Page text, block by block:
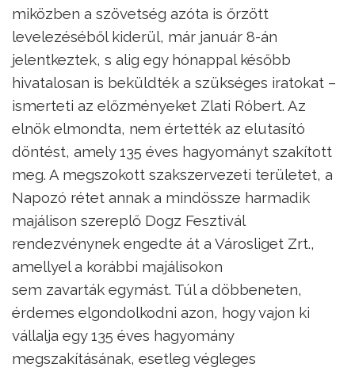
miközben a szövetség azóta is őrzött
levelezéséből kiderül, már január 8-án
jelentkeztek, s alig egy hónappal később
hivatalosan is beküldték a szükséges iratokat –
ismerteti az előzményeket Zlati Róbert. Az
elnök elmondta, nem értették az elutasító
döntést, amely 135 éves hagyományt szakított
meg. A megszokott szakszervezeti területet, a
Napozó rétet annak a mindössze harmadik
majálison szereplő Dogz Fesztivál
rendezvénynek engedte át a Városliget Zrt.,
amellyel a korábbi majálisokon
sem zavarták egymást. Túl a döbbeneten,
érdemes elgondolkodni azon, hogy vajon ki
vállalja egy 135 éves hagyomány
megszakításának, esetleg végleges